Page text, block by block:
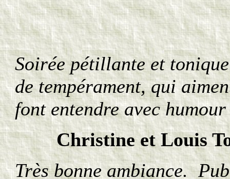
Soirée pétillante et
de tempérament, qui
font entendre avec
Christine et Louis
Très bonne ambiance.